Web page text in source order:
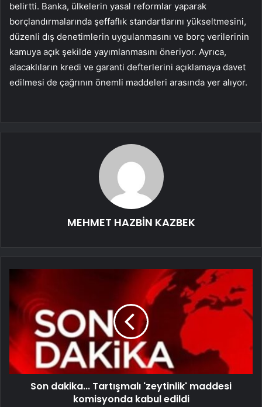
belirtti. Banka, ülkelerin yasal reformlar yaparak
borçlandırmalarında şeffaflık standartlarını yükseltmesini,
düzenli dış denetimlerin uygulanmasını ve borç verilerinin
kamuya açık şekilde yayımlanmasını öneriyor. Ayrıca,
alacaklıların kredi ve garanti defterlerini açıklamaya davet
edilmesi de çağrının önemli maddeleri arasında yer alıyor.
MEHMET HAZBİN KAZBEK
Son dakika... Tartışmalı 'zeytinlik' maddesi
komisyonda kabul edildi